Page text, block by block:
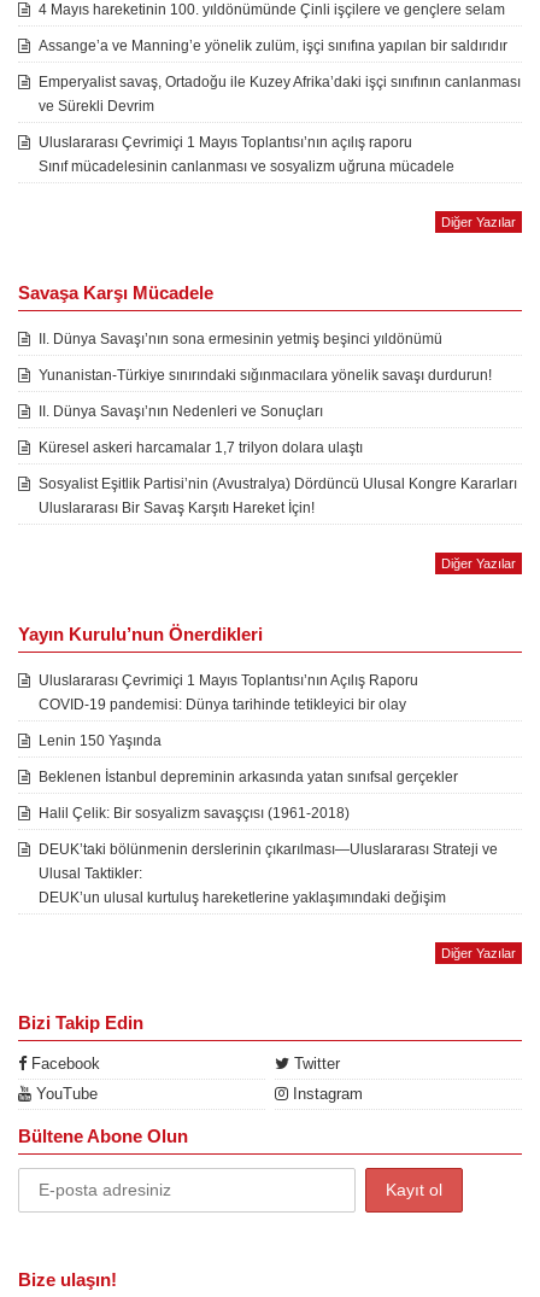
4 Mayıs hareketinin 100. yıldönümünde Çinli işçilere ve gençlere selam
Assange’a ve Manning’e yönelik zulüm, işçi sınıfına yapılan bir saldırıdır
Emperyalist savaş, Ortadoğu ile Kuzey Afrika’daki işçi sınıfının canlanması
ve Sürekli Devrim
Uluslararası Çevrimiçi 1 Mayıs Toplantısı’nın açılış raporu
Sınıf mücadelesinin canlanması ve sosyalizm uğruna mücadele
Diğer Yazılar
Savaşa Karşı Mücadele
II. Dünya Savaşı’nın sona ermesinin yetmiş beşinci yıldönümü
Yunanistan-Türkiye sınırındaki sığınmacılara yönelik savaşı durdurun!
II. Dünya Savaşı’nın Nedenleri ve Sonuçları
Küresel askeri harcamalar 1,7 trilyon dolara ulaştı
Sosyalist Eşitlik Partisi’nin (Avustralya) Dördüncü Ulusal Kongre Kararları
Uluslararası Bir Savaş Karşıtı Hareket İçin!
Diğer Yazılar
Yayın Kurulu’nun Önerdikleri
Uluslararası Çevrimiçi 1 Mayıs Toplantısı’nın Açılış Raporu
COVID-19 pandemisi: Dünya tarihinde tetikleyici bir olay
Lenin 150 Yaşında
Beklenen İstanbul depreminin arkasında yatan sınıfsal gerçekler
Halil Çelik: Bir sosyalizm savaşçısı (1961-2018)
DEUK’taki bölünmenin derslerinin çıkarılması—Uluslararası Strateji ve
Ulusal Taktikler:
DEUK’un ulusal kurtuluş hareketlerine yaklaşımındaki değişim
Diğer Yazılar
Bizi Takip Edin
Facebook
Twitter
YouTube
Instagram
Bültene Abone Olun
Bize ulaşın!